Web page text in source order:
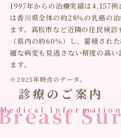
1997年からの治療実績は4,157例
は香川県全体の約28％の乳癌の
ます。高松市など近隣の住民検診
（県内の約60％）し、蓄積され
細な病変も見逃さない精度の高い
ます。
※2025年時点のデータ。
診療のご案内
Medical Information